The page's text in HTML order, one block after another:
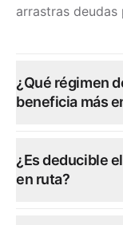
arrastras deudas
¿Qué régimen
beneficia más
¿Es deducible
en ruta?